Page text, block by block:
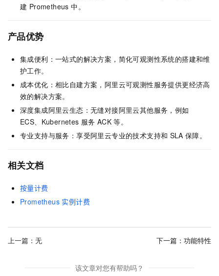
建 Prometheus 中。
产品优势
集成便利：一站式的解决方案，简化可观测性系统的搭建和维
护工作。
成本优化：相比自建方案，阿里云可观测性服务提供更经济高
效的解决方案。
深度集成阿里云生态：无缝对接阿里云其他服务，例如
ECS、Kubernetes 服务 ACK 等。
专业支持与服务：享受阿里云专业的技术支持和 SLA 保障。
相关文档
按量计费
Prometheus 实例计费
上一篇：无 下一篇： 功能特性
该文章对您有帮助吗？